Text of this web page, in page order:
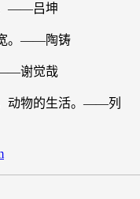
。――吕坤
宽。――陶铸
――谢觉哉
动物的生活。――列